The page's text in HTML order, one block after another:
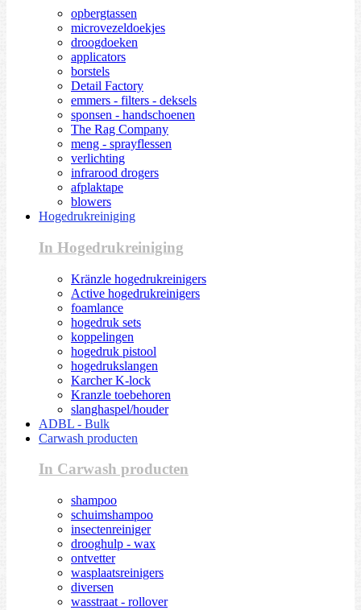
opbergtassen
microvezeldoekjes
droogdoeken
applicators
borstels
Detail Factory
emmers - filters - deksels
sponsen - handschoenen
The Rag Company
meng - sprayflessen
verlichting
infrarood drogers
afplaktape
blowers
Hogedrukreiniging
In Hogedrukreiniging
Kränzle hogedrukreinigers
Active hogedrukreinigers
foamlance
hogedruk sets
koppelingen
hogedruk pistool
hogedrukslangen
Karcher K-lock
Kranzle toebehoren
slanghaspel/houder
ADBL - Bulk
Carwash producten
In Carwash producten
shampoo
schuimshampoo
insectenreiniger
drooghulp - wax
ontvetter
wasplaatsreinigers
diversen
wasstraat - rollover